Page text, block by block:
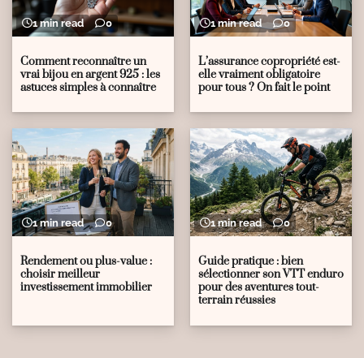
1 min read 0
Comment reconnaître un
vrai bijou en argent 925 : les
astuces simples à connaître
1 min read 0
L’assurance copropriété est-
elle vraiment obligatoire
pour tous ? On fait le point
1 min read 0
Rendement ou plus-value :
choisir meilleur
investissement immobilier
1 min read 0
Guide pratique : bien
sélectionner son VTT enduro
pour des aventures tout-
terrain réussies